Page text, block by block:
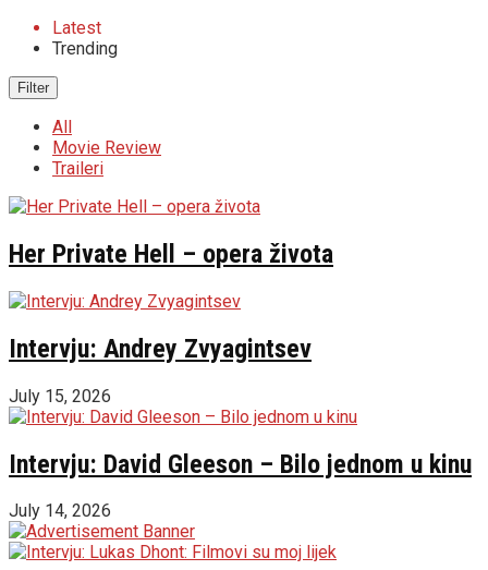
Latest
Trending
Filter
All
Movie Review
Traileri
Her Private Hell – opera života
Intervju: Andrey Zvyagintsev
July 15, 2026
Intervju: David Gleeson – Bilo jednom u kinu
July 14, 2026